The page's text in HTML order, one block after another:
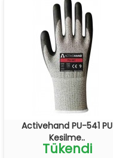
Activehand PU-541 PU
Kesilme..
Tükendi